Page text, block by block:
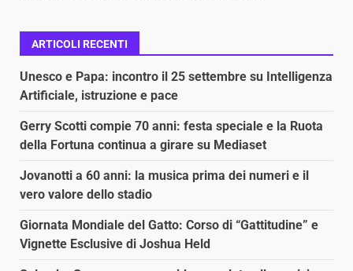
ARTICOLI RECENTI
Unesco e Papa: incontro il 25 settembre su Intelligenza
Artificiale, istruzione e pace
Gerry Scotti compie 70 anni: festa speciale e la Ruota
della Fortuna continua a girare su Mediaset
Jovanotti a 60 anni: la musica prima dei numeri e il
vero valore dello stadio
Giornata Mondiale del Gatto: Corso di “Gattitudine” e
Vignette Esclusive di Joshua Held